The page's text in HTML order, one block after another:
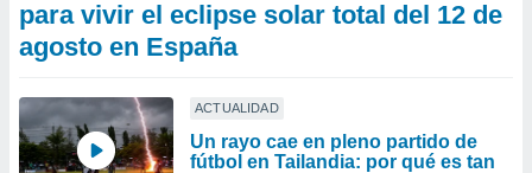
para vivir el eclipse solar total del 12 de
agosto en España
ACTUALIDAD
Un rayo cae en pleno partido de
fútbol en Tailandia: por qué es tan